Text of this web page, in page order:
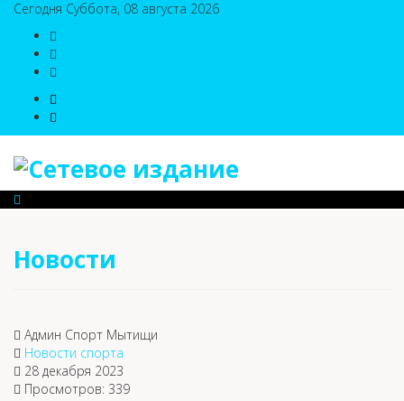
Сегодня Суббота, 08 августа 2026
Новости
Админ Спорт Мытищи
Новости спорта
28 декабря 2023
Просмотров: 339